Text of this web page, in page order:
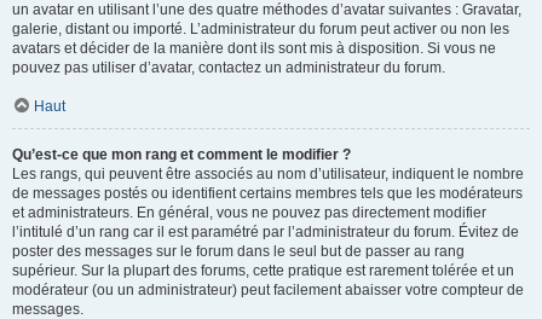
un avatar en utilisant l’une des quatre méthodes d’avatar suivantes : Gravatar,
galerie, distant ou importé. L’administrateur du forum peut activer ou non les
avatars et décider de la manière dont ils sont mis à disposition. Si vous ne
pouvez pas utiliser d’avatar, contactez un administrateur du forum.
Haut
Qu’est-ce que mon rang et comment le modifier ?
Les rangs, qui peuvent être associés au nom d’utilisateur, indiquent le nombre
de messages postés ou identifient certains membres tels que les modérateurs
et administrateurs. En général, vous ne pouvez pas directement modifier
l’intitulé d’un rang car il est paramétré par l’administrateur du forum. Évitez de
poster des messages sur le forum dans le seul but de passer au rang
supérieur. Sur la plupart des forums, cette pratique est rarement tolérée et un
modérateur (ou un administrateur) peut facilement abaisser votre compteur de
messages.